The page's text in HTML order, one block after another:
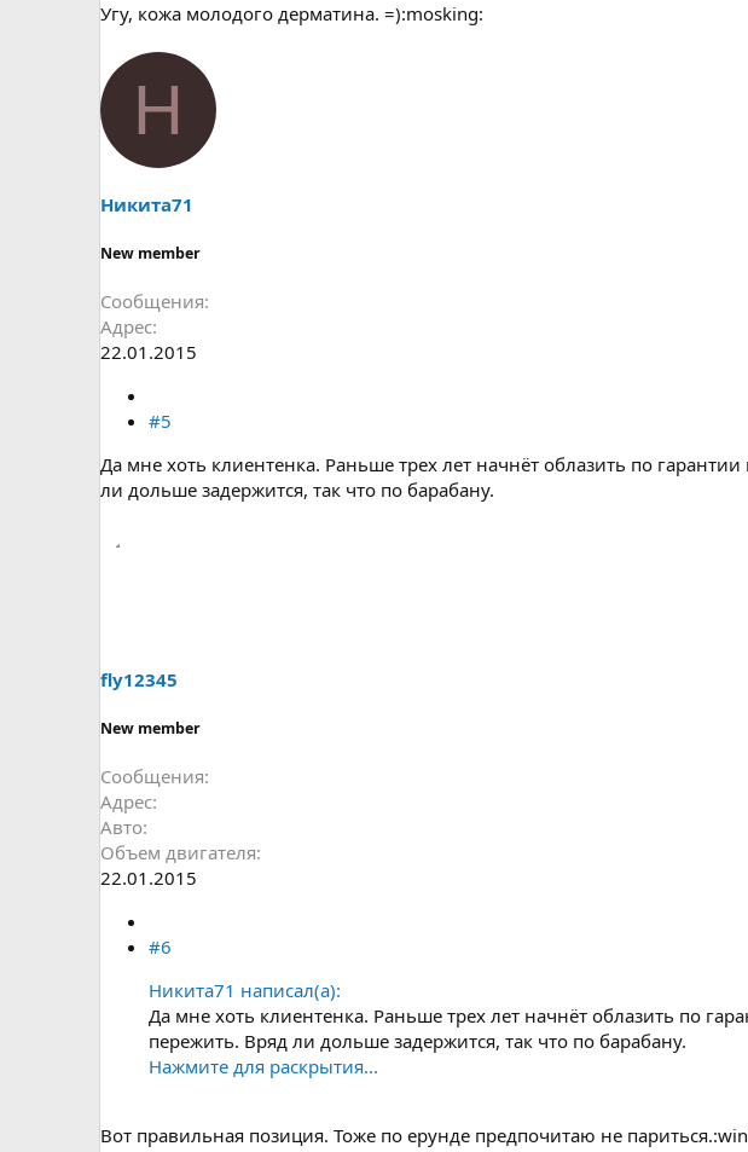
Угу, кожа молодого дерматина. =):mosking:
Н
Никита71
New member
Сообщения
Адрес
22.01.2015
#5
Да мне хоть клиентенка. Раньше трех лет начнёт облазить по
ли дольше задержится, так что по барабану.
fly12345
New member
Сообщения
Адрес
Авто
Объем двигателя
22.01.2015
#6
Никита71 написал(а):
Да мне хоть клиентенка. Раньше трех лет начнёт облазить по
пережить. Вряд ли дольше задержится, так что по барабану.
Нажмите для раскрытия...
Вот правильная позиция. Тоже по ерунде предпочитаю не